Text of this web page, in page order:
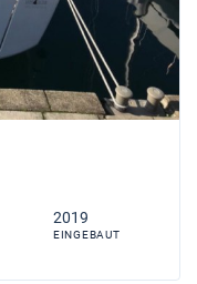
2019
EINGEBAUT